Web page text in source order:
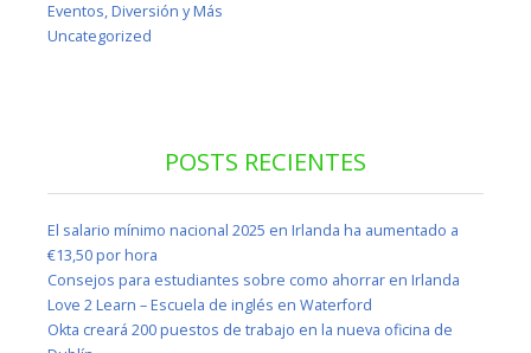
Eventos, Diversión y Más
Uncategorized
POSTS RECIENTES
El salario mínimo nacional 2025 en Irlanda ha aumentado a
€13,50 por hora
Consejos para estudiantes sobre como ahorrar en Irlanda
Love 2 Learn – Escuela de inglés en Waterford
Okta creará 200 puestos de trabajo en la nueva oficina de